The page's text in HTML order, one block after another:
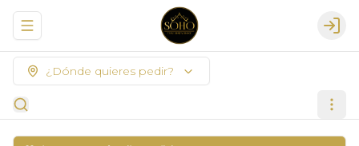
Abrir menu de navegación
¿Dónde quieres pedir?